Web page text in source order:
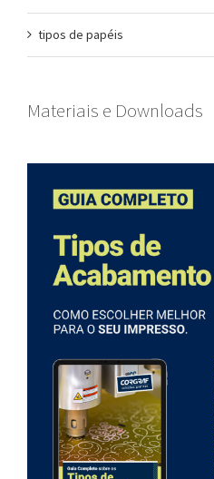
tipos de papéis
Materiais e Downloads